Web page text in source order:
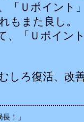
「Ｕポイント
もまた良し。
、「Ｕポイン
しろ復活、
！」